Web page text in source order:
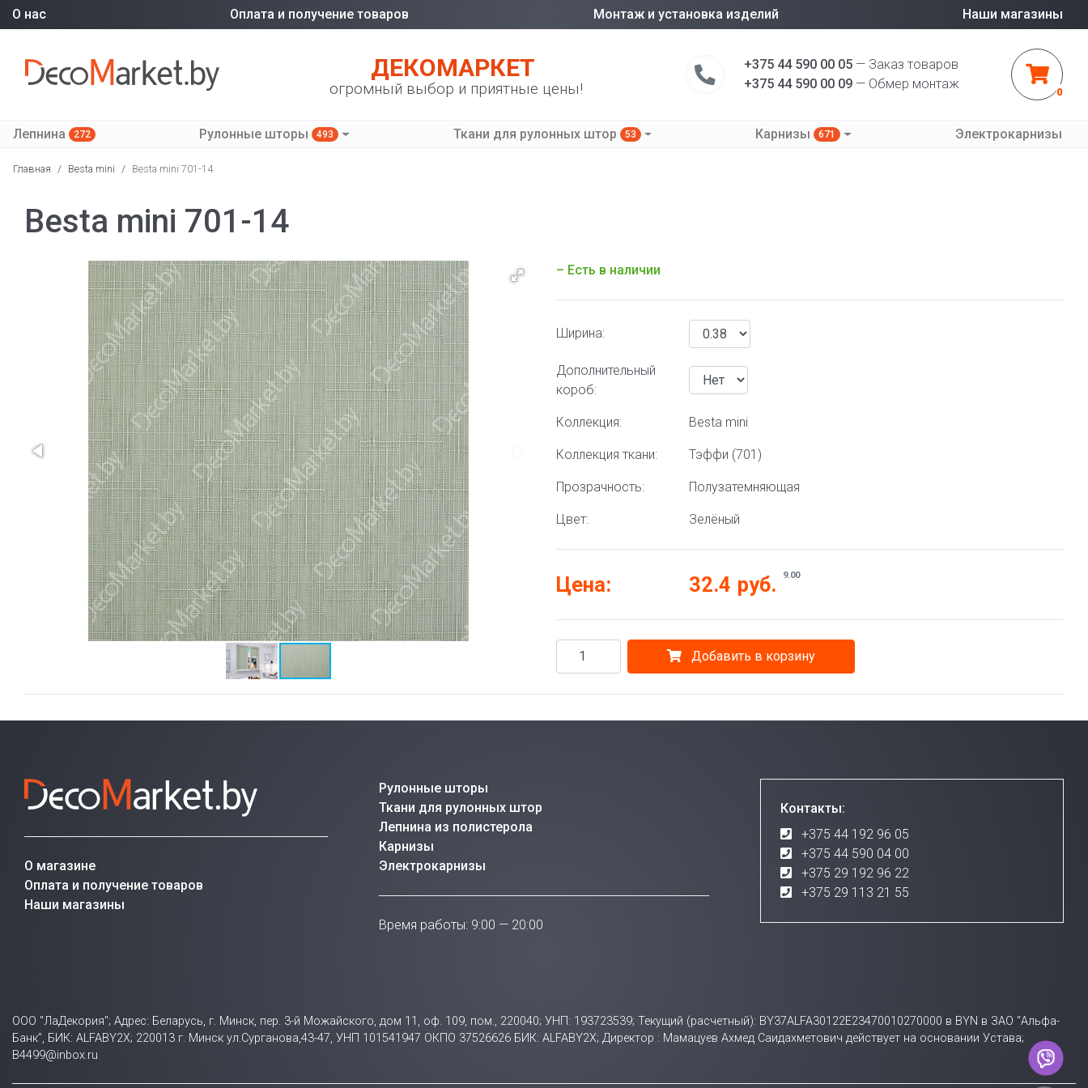
О нас Оплата и получение товаров Монтаж и установка изделий Наши магазины
ДЕКОМАРКЕТ
огромный выбор и приятные цены!
+375 44 590 00 05 — Заказ товаров
+375 44 590 00 09 — Обмер монтаж
0
Лепнина 272 Рулонные шторы 493 Ткани для рулонных штор 53 Карнизы 671 Электрокарнизы
Главная / Besta mini / Besta mini 701-14
Besta mini 701-14
– Есть в наличии
Ширина:
Дополнительный
короб:
Коллекция: Besta mini
Коллекция ткани: Тэффи (701)
Прозрачность: Полузатемняющая
Цвет: Зелёный
Цена: 32.4 руб. 9.00
Добавить в корзину
О магазине
Оплата и получение товаров
Наши магазины
Рулонные шторы
Ткани для рулонных штор
Лепнина из полистерола
Карнизы
Электрокарнизы
Время работы: 9:00 — 20:00
Контакты:
+375 44 192 96 05
+375 44 590 04 00
+375 29 192 96 22
+375 29 113 21 55
ООО "ЛаДекория"; Адрес: Беларусь, г. Минск, пер. 3-й Можайского, дом 11, оф. 109, пом., 220040; УНП: 193723539; Текущий (расчетный): BY37ALFA30122E23470010270000 в BYN в ЗАО “Альфа-
Банк”, БИК: ALFABY2X; 220013 г. Минск ул.Сурганова,43-47, УНП 101541947 ОКПО 37526626 БИК: ALFABY2X; Директор : Мамацуев Ахмед Саидахметович действует на основании Устава;
B4499@inbox.ru